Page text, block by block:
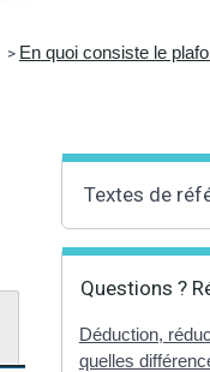
> En quoi consiste le
Textes de
Questions ?
Déduction,
quelles